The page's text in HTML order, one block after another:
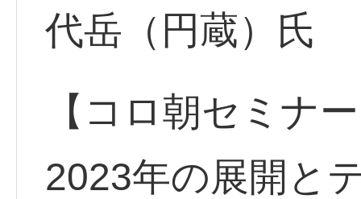
代岳（円蔵）氏
【コロ朝セミナ
2023年の展開と